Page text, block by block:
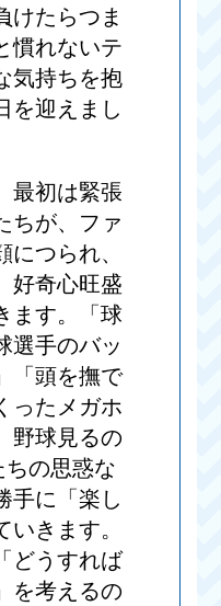
けたらつま
慣れないテ
気持ちを抱
を迎えまし
最初は緊張
ちが、ファ
につられ、
好奇心旺盛
ます。「球
選手のバッ
「頭を撫で
ったメガホ
野球見るの
の思惑な
手に「楽し
きます。
どうすれば
を考えるの